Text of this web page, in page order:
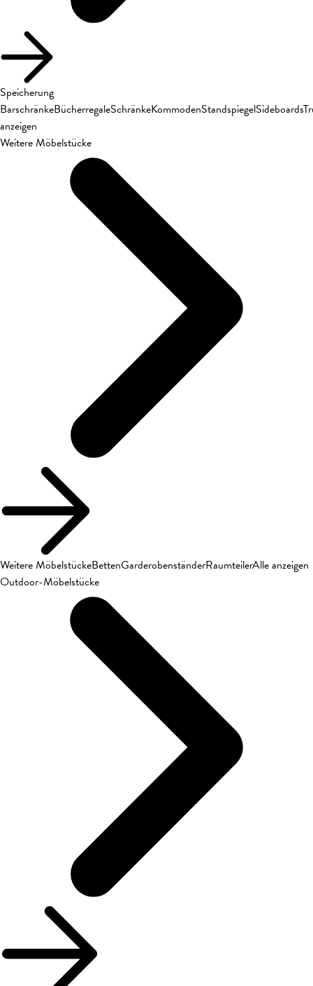
Speicherung
BarschränkeBücherregaleSchränkeKommodenStandspiegelSideboards
anzeigen
Weitere Möbelstücke
Weitere MöbelstückeBettenGarderobenständerRaumteilerAlle anzeigen
Outdoor-Möbelstücke